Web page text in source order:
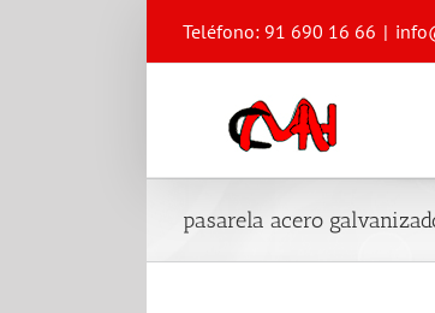
Teléfono: 91 690 16 66 |
pasarela acero